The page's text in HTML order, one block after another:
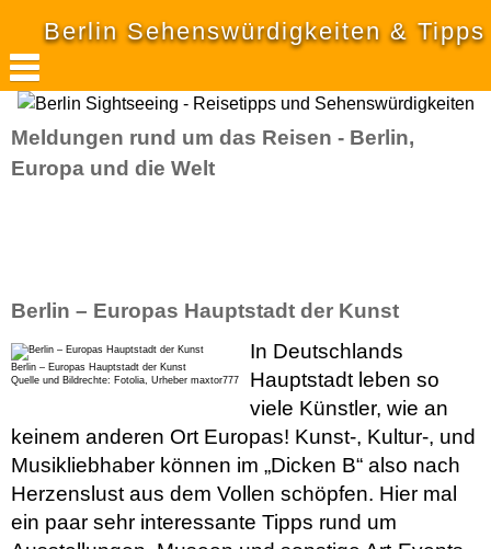
Berlin Sehenswürdigkeiten & Tipps
Meldungen rund um das Reisen - Berlin,
Europa und die Welt
Berlin – Europas Hauptstadt der Kunst
Berlin – Europas Hauptstadt der Kunst
Quelle und Bildrechte: Fotolia, Urheber maxtor777
In Deutschlands
Hauptstadt leben so
viele Künstler, wie an
keinem anderen Ort Europas! Kunst-, Kultur-, und
Musikliebhaber können im „Dicken B“ also nach
Herzenslust aus dem Vollen schöpfen. Hier mal
ein paar sehr interessante Tipps rund um